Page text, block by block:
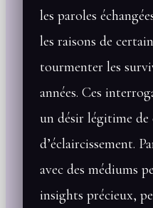
les paroles
les raisons de
tourmenter les
années. Ces
un désir légitime de
d’éclaircissement.
avec des médiums
insights précieux,